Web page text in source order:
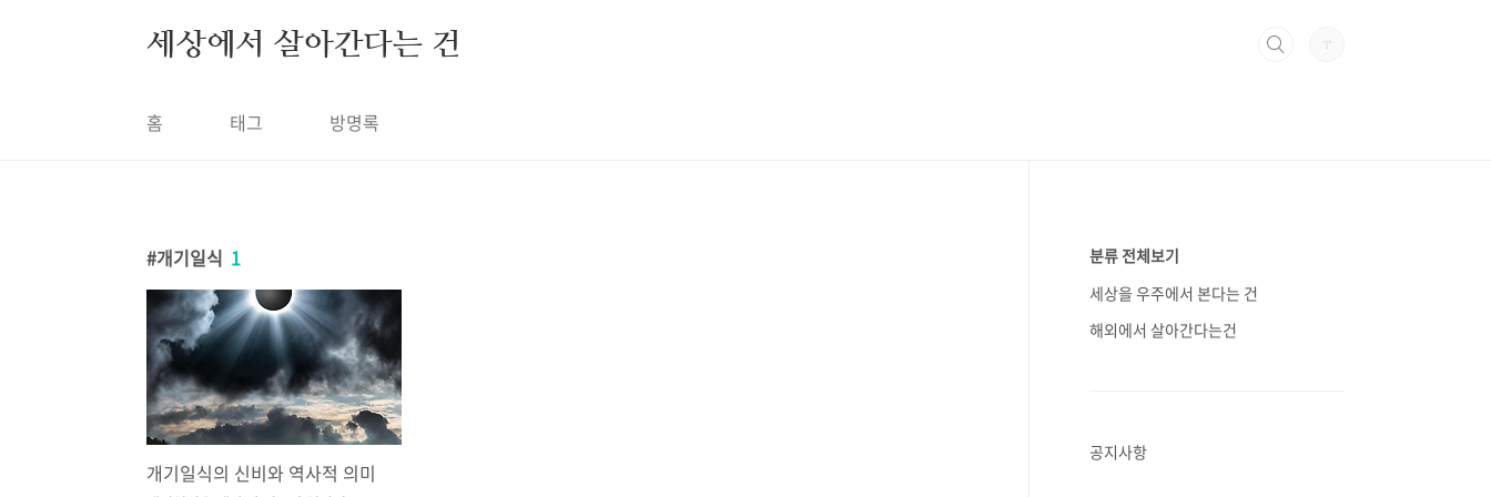
세상에서 살아간다는 건
홈 태그 방명록
개기일식 1
개기일식의 신비와 역사적 의미
분류 전체보기
세상을 우주에서 본다는 건
해외에서 살아간다는건
공지사항